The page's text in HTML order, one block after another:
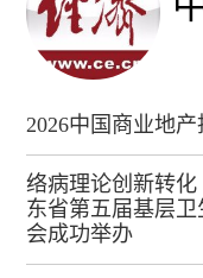
2026中国商业地
络病理论创新转
东省第五届基层
会成功举办